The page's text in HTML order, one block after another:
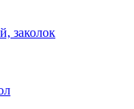
заколок